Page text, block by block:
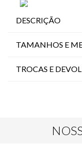
DESCRIÇÃO
TAMANHOS E
TROCAS E